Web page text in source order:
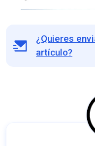
¿Quieres
artículo?